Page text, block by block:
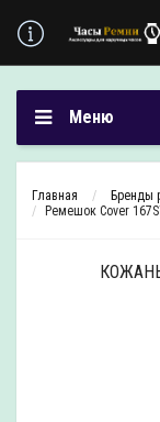
Меню
Главная Бренды
Ремешок Cover